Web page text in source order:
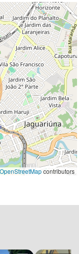
OpenStreetMapcontributors